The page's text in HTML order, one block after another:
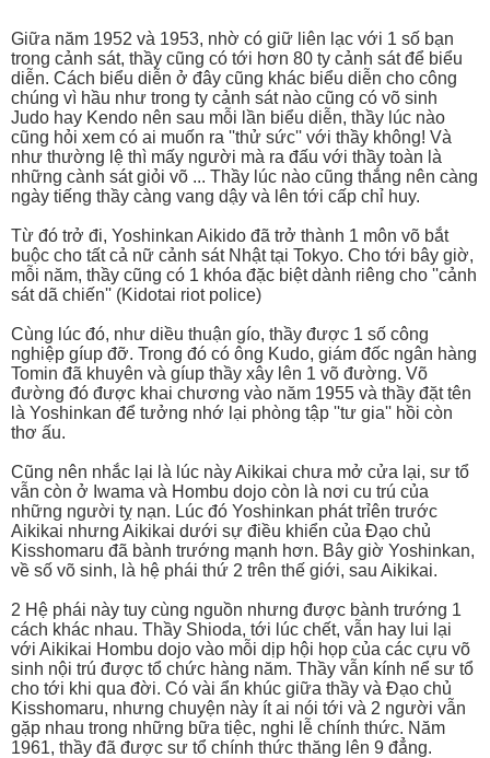
Giữa năm 1952 và 1953, nhờ có giữ liên lạc với 1 số bạn
trong cảnh sát, thầy cũng có tới hơn 80 ty cảnh sát để biểu
diễn. Cách biểu diễn ở đây cũng khác biểu diễn cho công
chúng vì hầu như trong ty cảnh sát nào cũng có võ sinh
Judo hay Kendo nên sau mỗi lần biểu diễn, thầy lúc nào
cũng hỏi xem có ai muốn ra ''thử sức'' với thầy không! Và
như thường lệ thì mấy người mà ra đấu với thầy toàn là
những cành sát giỏi võ ... Thầy lúc nào cũng thắng nên càng
ngày tiếng thầy càng vang dậy và lên tới cấp chỉ huy.
Từ đó trở đi, Yoshinkan Aikido đã trở thành 1 môn võ bắt
buộc cho tất cả nữ cảnh sát Nhật tại Tokyo. Cho tới bây giờ,
mỗi năm, thầy cũng có 1 khóa đặc biệt dành riêng cho ''cảnh
sát dã chiến'' (Kidotai riot police)
Cùng lúc đó, như diều thuận gío, thầy được 1 số công
nghiệp gíup đỡ. Trong đó có ông Kudo, giám đốc ngân hàng
Tomin đã khuyên và gíup thầy xây lên 1 võ đường. Võ
đường đó được khai chương vào năm 1955 và thầy đặt tên
là Yoshinkan để tưởng nhớ lại phòng tập ''tư gia'' hồi còn
thơ ấu.
Cũng nên nhắc lại là lúc này Aikikai chưa mở cửa lại, sư tổ
vẫn còn ở Iwama và Hombu dojo còn là nơi cu trú của
những người tỵ nạn. Lúc đó Yoshinkan phát trỉên trước
Aikikai nhưng Aikikai dưới sự điều khiển của Đạo chủ
Kisshomaru đã bành trướng mạnh hơn. Bây giờ Yoshinkan,
về số võ sinh, là hệ phái thứ 2 trên thế giới, sau Aikikai.
2 Hệ phái này tuy cùng nguồn nhưng được bành trướng 1
cách khác nhau. Thầy Shioda, tới lúc chết, vẫn hay lui lại
với Aikikai Hombu dojo vào mỗi dịp hội họp của các cựu võ
sinh nội trú được tổ chức hàng năm. Thầy vẫn kính nể sư tổ
cho tới khi qua đời. Có vài ẩn khúc giữa thầy và Đạo chủ
Kisshomaru, nhưng chuyện này ít ai nói tới và 2 người vẫn
gặp nhau trong những bữa tiệc, nghi lễ chính thức. Năm
1961, thầy đã được sư tổ chính thức thăng lên 9 đẳng.